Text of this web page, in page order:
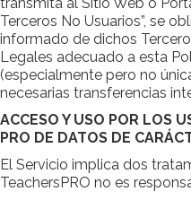
Terceros No Usuarios”, se
informado de dichos
Legales adecuado a esta
(especialmente pero no
necesarias transferencias
ACCESO Y USO POR LOS
PRO DE DATOS DE
El Servicio implica dos
TeachersPRO no es